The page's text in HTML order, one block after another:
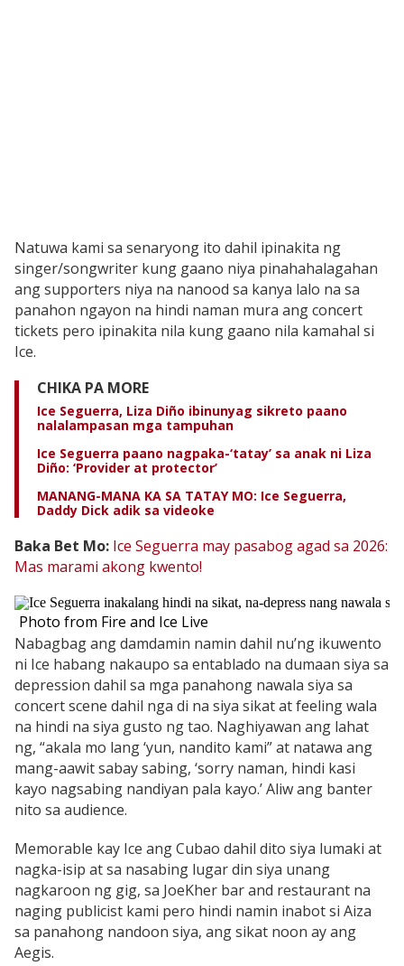
Natuwa kami sa senaryong ito dahil ipinakita ng
singer/songwriter kung gaano niya pinahahalagahan
ang supporters niya na nanood sa kanya lalo na sa
panahon ngayon na hindi naman mura ang concert
tickets pero ipinakita nila kung gaano nila kamahal si
Ice.
CHIKA PA MORE
Ice Seguerra, Liza Diño ibinunyag sikreto paano
nalalampasan mga tampuhan
Ice Seguerra paano nagpaka-‘tatay’ sa anak ni Liza
Diño: ‘Provider at protector’
MANANG-MANA KA SA TATAY MO: Ice Seguerra,
Daddy Dick adik sa videoke
Baka Bet Mo: Ice Seguerra may pasabog agad sa 2026:
Mas marami akong kwento!
Photo from Fire and Ice Live
Nabagbag ang damdamin namin dahil nu’ng ikuwento
ni Ice habang nakaupo sa entablado na dumaan siya sa
depression dahil sa mga panahong nawala siya sa
concert scene dahil nga di na siya sikat at feeling wala
na hindi na siya gusto ng tao. Naghiyawan ang lahat
ng, “akala mo lang ‘yun, nandito kami” at natawa ang
mang-aawit sabay sabing, ‘sorry naman, hindi kasi
kayo nagsabing nandiyan pala kayo.’ Aliw ang banter
nito sa audience.
Memorable kay Ice ang Cubao dahil dito siya lumaki at
nagka-isip at sa nasabing lugar din siya unang
nagkaroon ng gig, sa JoeKher bar and restaurant na
naging publicist kami pero hindi namin inabot si Aiza
sa panahong nandoon siya, ang sikat noon ay ang
Aegis.